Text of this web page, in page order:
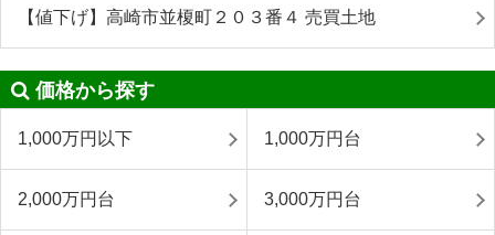
【値下げ】高崎市並榎町２０３番４ 売買土地
価格から探す
1,000万円以下 1,000万円台
2,000万円台 3,000万円台